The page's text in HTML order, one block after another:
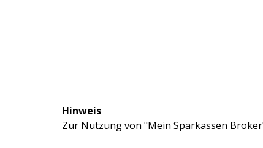
Hinweis
Zur Nutzung von "Mein Sparkassen